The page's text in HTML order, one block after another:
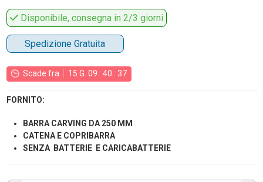
Disponibile, consegna in 2/3 giorni
Spedizione Gratuita
Scade fra 15 G. 09 : 40 : 36
FORNITO:
BARRA CARVING DA 250 MM
CATENA E COPRIBARRA
SENZA BATTERIE E CARICABATTERIE